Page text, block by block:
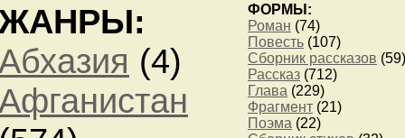
(4)
ФОРМЫ:
Роман (74)
Повесть (107)
Сборник рассказов (59)
Рассказ (712)
Глава (229)
Фрагмент (21)
Поэма (22)